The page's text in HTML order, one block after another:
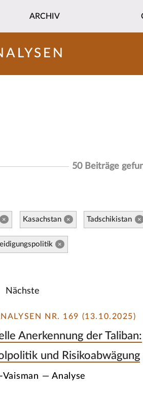
ARCHIV
50 Beiträge
× Kasachstan × Tadschikistan ×
×
Nächste
NR. 169 (13.10.2025)
Anerkennung der Taliban:
und Risikoabwägung
— Analyse